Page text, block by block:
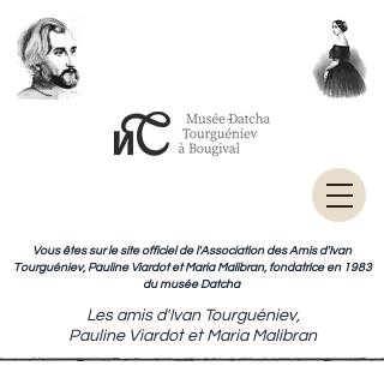
Vous êtes sur le site officiel de l'Association des Amis d'Ivan
Tourguéniev, Pauline Viardot et Maria Malibran, fondatrice en 1983
du musée Datcha
Les amis d'Ivan Tourguéniev,
Pauline Viardot et Maria Malibran